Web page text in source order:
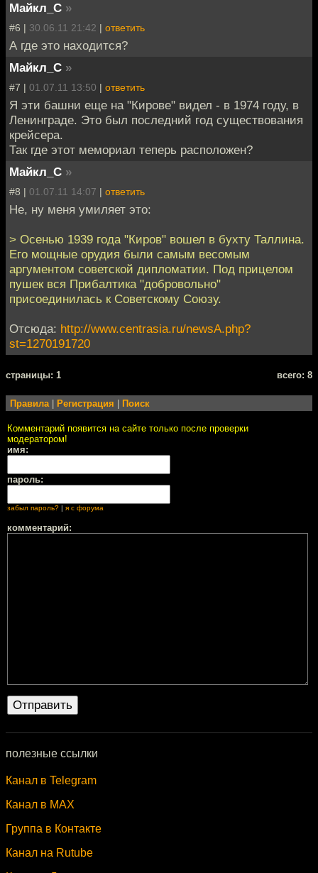
Майкл_С »
#6 | 30.06.11 21:42 | ответить
А где это находится?
Майкл_С »
#7 | 01.07.11 13:50 | ответить
Я эти башни еще на "Кирове" видел - в 1974 году, в
Ленинграде. Это был последний год существования
крейсера.
Так где этот мемориал теперь расположен?
Майкл_С »
#8 | 01.07.11 14:07 | ответить
Не, ну меня умиляет это:
> Осенью 1939 года "Киров" вошел в бухту Таллина.
Его мощные орудия были самым весомым
аргументом советской дипломатии. Под прицелом
пушек вся Прибалтика "добровольно"
присоединилась к Советскому Союзу.
Отсюда: http://www.centrasia.ru/newsA.php?
st=1270191720
cтраницы: 1 всего: 8
Правила| Регистрация Поиск
Комментарий появится на сайте только после проверки
модератором!
имя:
пароль:
забыл пароль? | я с форума
комментарий:
полезные ссылки
Канал в Telegram
Канал в MAX
Группа в Контакте
Канал на Rutube